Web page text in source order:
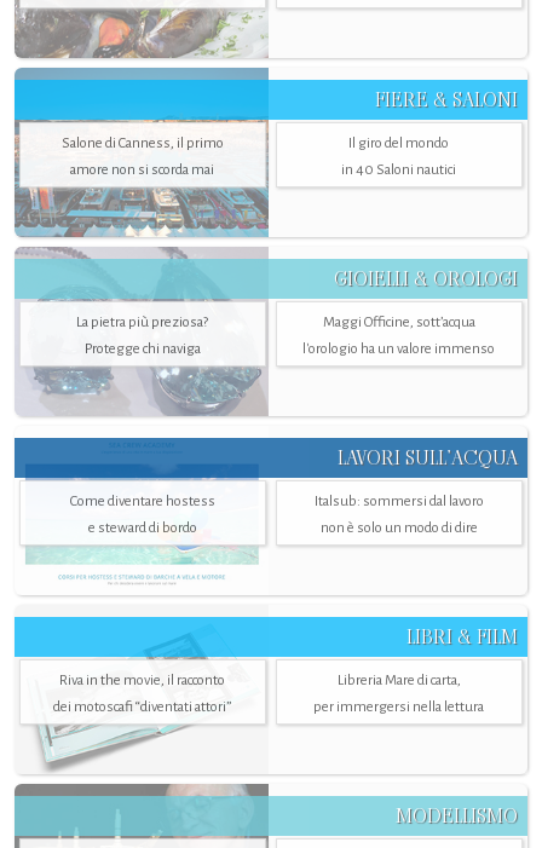
FIERE & SALONI
Salone di Canness, il primo
amore non si scorda mai
Il giro del mondo
in 40 Saloni nautici
GIOIELLI & OROLOGI
La pietra più preziosa?
Protegge chi naviga
Maggi Officine, sott’acqua
l'orologio ha un valore immenso
LAVORI SULL’ACQUA
Come diventare hostess
e steward di bordo
Italsub: sommersi dal lavoro
non è solo un modo di dire
LIBRI & FILM
Riva in the movie, il racconto
dei motoscafi “diventati attori”
Libreria Mare di carta,
per immergersi nella lettura
MODELLISMO